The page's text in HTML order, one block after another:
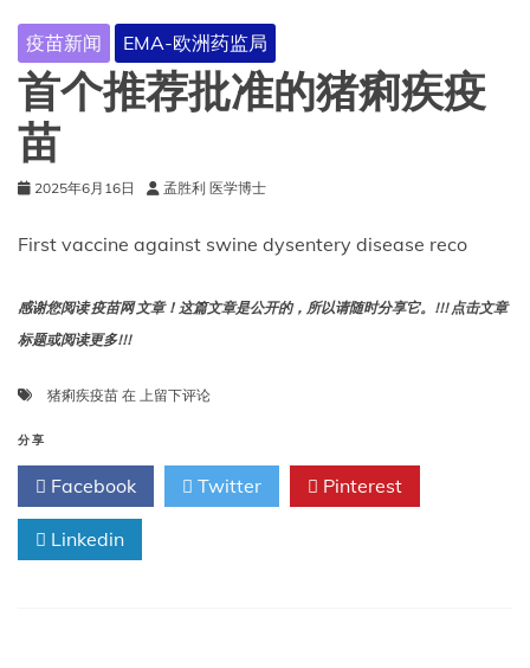
苗
的
限
制
疫苗新闻 EMA-欧洲药监局
首个推荐批准的猪痢疾疫
苗
2025年6月16日 孟胜利 医学博士
First vaccine against swine dysentery disease reco
感谢您阅读 疫苗网 文章！这篇文章是公开的，所以请随时分享它。!!! 点击文章
标题或阅读更多!!!
猪痢疾疫苗 在 首
荐
准
猪
上留下评论
分享
Facebook Twitter Pinterest
Linkedin